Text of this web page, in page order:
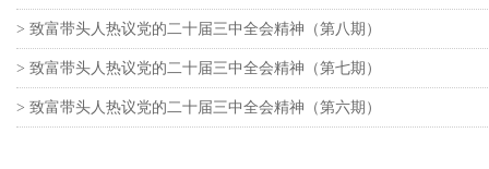
> 致富带头人热议党的二十届三中全会精神（第八期）
> 致富带头人热议党的二十届三中全会精神（第七期）
> 致富带头人热议党的二十届三中全会精神（第六期）